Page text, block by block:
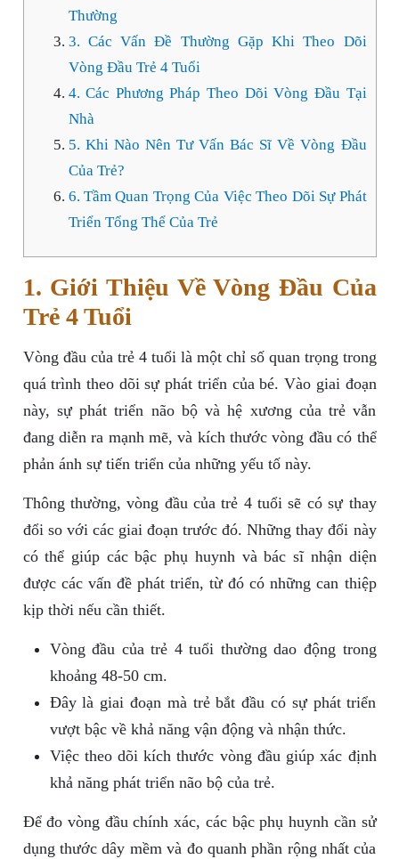
Thường
3. Các Vấn Đề Thường Gặp Khi Theo Dõi
Vòng Đầu Trẻ 4 Tuổi
4. Các Phương Pháp Theo Dõi Vòng Đầu Tại
Nhà
5. Khi Nào Nên Tư Vấn Bác Sĩ Về Vòng Đầu
Của Trẻ?
6. Tầm Quan Trọng Của Việc Theo Dõi Sự Phát
Triển Tổng Thể Của Trẻ
1. Giới Thiệu Về Vòng Đầu Của
Trẻ 4 Tuổi
Vòng đầu của trẻ 4 tuổi là một chỉ số quan trọng trong
quá trình theo dõi sự phát triển của bé. Vào giai đoạn
này, sự phát triển não bộ và hệ xương của trẻ vẫn
đang diễn ra mạnh mẽ, và kích thước vòng đầu có thể
phản ánh sự tiến triển của những yếu tố này.
Thông thường, vòng đầu của trẻ 4 tuổi sẽ có sự thay
đổi so với các giai đoạn trước đó. Những thay đổi này
có thể giúp các bậc phụ huynh và bác sĩ nhận diện
được các vấn đề phát triển, từ đó có những can thiệp
kịp thời nếu cần thiết.
Vòng đầu của trẻ 4 tuổi thường dao động trong
khoảng 48-50 cm.
Đây là giai đoạn mà trẻ bắt đầu có sự phát triển
vượt bậc về khả năng vận động và nhận thức.
Việc theo dõi kích thước vòng đầu giúp xác định
khả năng phát triển não bộ của trẻ.
Để đo vòng đầu chính xác, các bậc phụ huynh cần sử
dụng thước dây mềm và đo quanh phần rộng nhất của